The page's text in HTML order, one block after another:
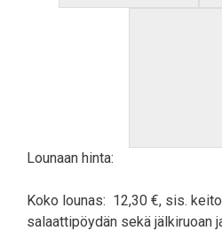
Lounaan hinta:
Koko lounas: 12,30 €, sis.
salaattipöydän sekä jälkiruoan